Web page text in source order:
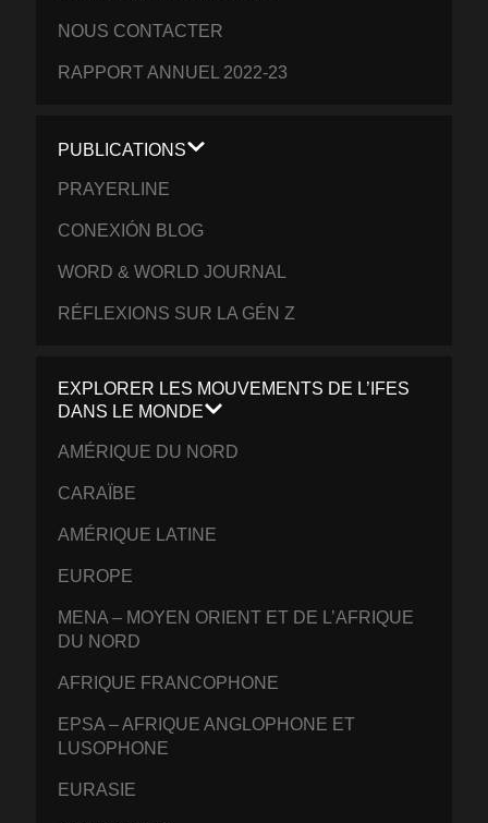
NOUS CONTACTER
RAPPORT ANNUEL 2022-23
PUBLICATIONS
PRAYERLINE
CONEXIÓN BLOG
WORD & WORLD JOURNAL
RÉFLEXIONS SUR LA GÉN Z
EXPLORER LES MOUVEMENTS DE L’IFES
DANS LE MONDE
AMÉRIQUE DU NORD
CARAÏBE
AMÉRIQUE LATINE
EUROPE
MENA – MOYEN ORIENT ET DE L’AFRIQUE
DU NORD
AFRIQUE FRANCOPHONE
EPSA – AFRIQUE ANGLOPHONE ET
LUSOPHONE
EURASIE